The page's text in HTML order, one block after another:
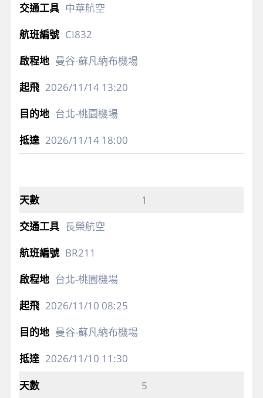
中華航空
CI832
曼谷-蘇凡納布機場
2026/11/1413:20
台北-桃園機場
2026/11/1418:00
1
長榮航空
BR211
台北-桃園機場
2026/11/10 08:25
曼谷-蘇凡納布機場
2026/11/10 11:30
5